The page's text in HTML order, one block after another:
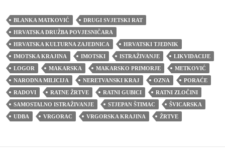
BLANKA MATKOVIĆ
DRUGI SVJETSKI RAT
HRVATSKA DRUŽBA POVJESNIČARA
HRVATSKA KULTURNA ZAJEDNICA
HRVATSKI TJEDNIK
IMOTSKA KRAJINA
IMOTSKI ISTRAŽIVANJE
LIKVIDACIJE
LOGOR
MAKARSKA MAKARSKO PRIMORJE
METKOVIĆ
NARODNA MILICIJA
NERETVANSKI KRAJ OZNA
PORAĆE
RADOVI
RATNE ŽRTVE RATNI GUBICI
RATNI ZLOČINI
SAMOSTALNO ISTRAŽIVANJE
STJEPAN ŠTIMAC
ŠVICARSKA
UDBA
VRGORAC VRGORSKA KRAJINA ŽRTVE